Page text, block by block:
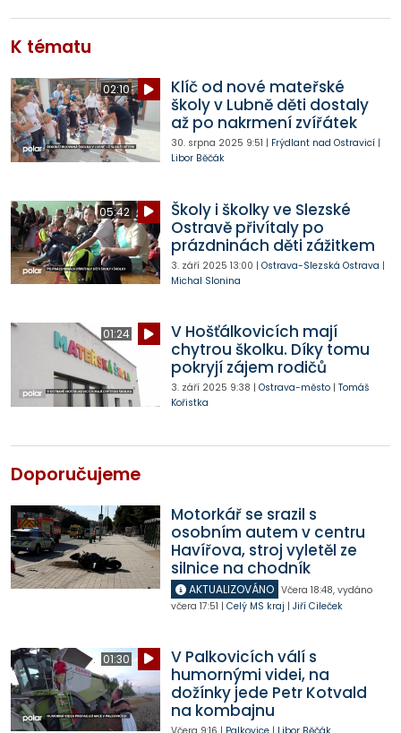
K tématu
02:10
Klíč od nové mateřské
školy v Lubně děti dostaly
až po nakrmení zvířátek
30. srpna 2025 9:51 | Frýdlant nad Ostravicí|
Libor Běčák
05:42
Školy i školky ve Slezské
Ostravě přivítaly po
prázdninách děti zážitkem
3. září 2025 13:00 | Ostrava-Slezská Ostrava |
Michal Slonina
01:24
V Hošťálkovicích mají
chytrou školku. Díky tomu
pokryjí zájem rodičů
3. září 2025 9:38 | Ostrava-město| Tomáš
Kořistka
Doporučujeme
Motorkář se srazil s
osobním autem v centru
Havířova, stroj vyletěl ze
silnice na chodník
AKTUALIZOVÁNO Včera 18:48, vydáno
včera 17:51 | Celý MS kraj | Jiří Cileček
01:30
V Palkovicích válí s
humornými videi, na
dožínky jede Petr Kotvald
na kombajnu